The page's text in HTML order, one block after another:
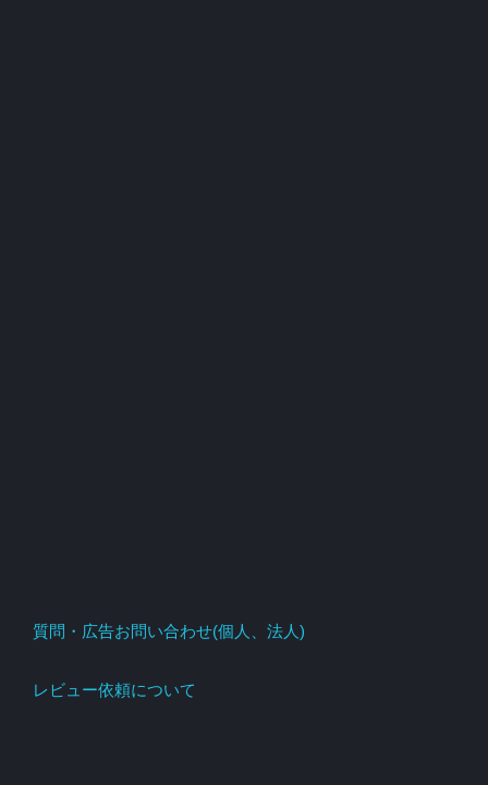
質問・広告お問い合わせ(個人、法人)
レビュー依頼について